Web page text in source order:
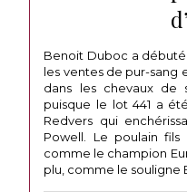
Benoit Duboc a
les ventes de pur-sang
dans les chevaux de
puisque le lot 441 a
Redvers qui
Powell. Le poulain fils
comme le champion
plu, comme le souligne